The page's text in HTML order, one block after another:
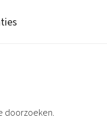
doorzoeken.